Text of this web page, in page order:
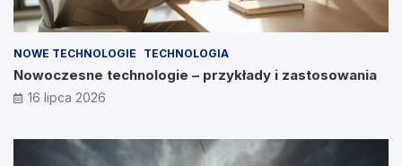
NOWE TECHNOLOGIE TECHNOLOGIA
Nowoczesne technologie – przykłady i zastosowania
16 lipca 2026